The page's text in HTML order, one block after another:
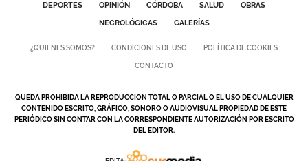
DEPORTES
OPINIÓN CÓRDOBA SALUD
OBRAS
NECROLÓGICAS
GALERÍAS
¿QUIÉNES SOMOS? CONDICIONES DE USO POLÍTICA DE COOKIES
CONTACTO
QUEDA PROHIBIDA LA REPRODUCCION TOTAL O PARCIAL O EL USO DE CUALQUIER
CONTENIDO ESCRITO, GRÁFICO, SONORO O AUDIOVISUAL PROPIEDAD DE ESTE
PERIÓDICO SIN CONTAR CON LA CORRESPONDIENTE AUTORIZACIÓN POR ESCRITO
DEL EDITOR.